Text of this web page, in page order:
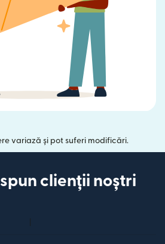
variază și pot suferi modificări.
clienții noștri